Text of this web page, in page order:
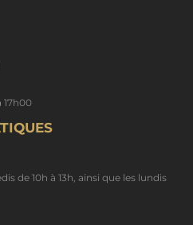
17h00
de 10h à 13h, ainsi que les lundis